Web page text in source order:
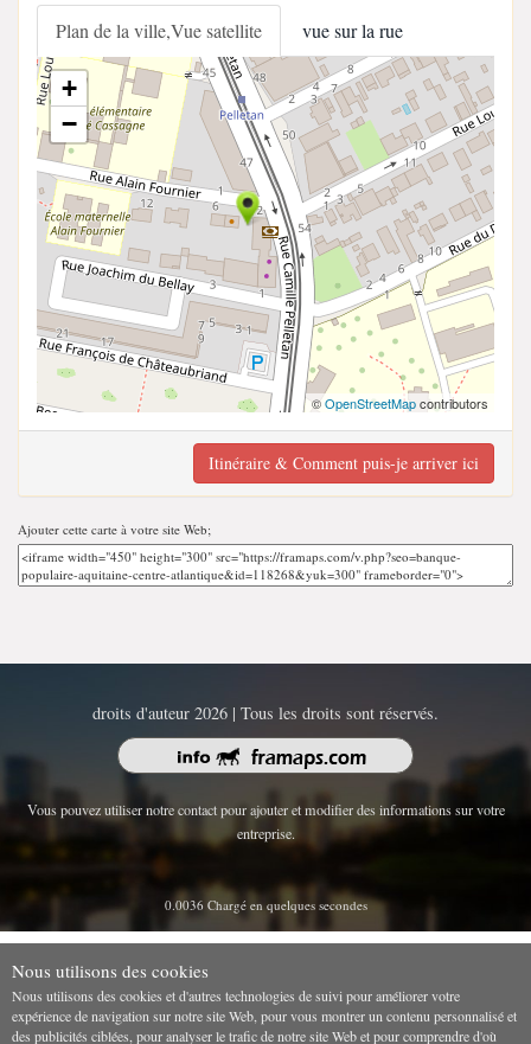
Plan de la ville,Vue satellite vue sur la rue
+
−
©OpenStreetMapcontributors
Itinéraire & Comment puis-je arriver ici
Ajouter cette carte à votre site Web;
droits d'auteur 2026 | Tous les droits sont réservés.
Vous pouvez utiliser notre contact pour ajouter et modifier des informations sur votre
entreprise.
0.0036 Chargé en quelques secondes
Nous utilisons des cookies
Nous utilisons des cookies et d'autres technologies de suivi pour améliorer votre
expérience de navigation sur notre site Web, pour vous montrer un contenu personnalisé et
des publicités ciblées, pour analyser le trafic de notre site Web et pour comprendre d'où